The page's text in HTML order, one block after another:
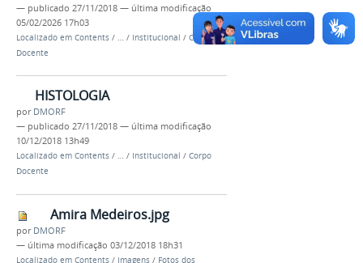
— publicado 27/11/2018 — última modificação
05/02/2026 17h03
Localizado em Contents / … / Institucional / Corpo
Docente
HISTOLOGIA
por DMORF
— publicado 27/11/2018 — última modificação
10/12/2018 13h49
Localizado em Contents / … / Institucional / Corpo
Docente
Amira Medeiros.jpg
por DMORF
— última modificação 03/12/2018 18h31
Localizado em Contents / Imagens / Fotos dos